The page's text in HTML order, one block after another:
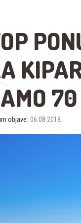
objave: 06.08.2018.